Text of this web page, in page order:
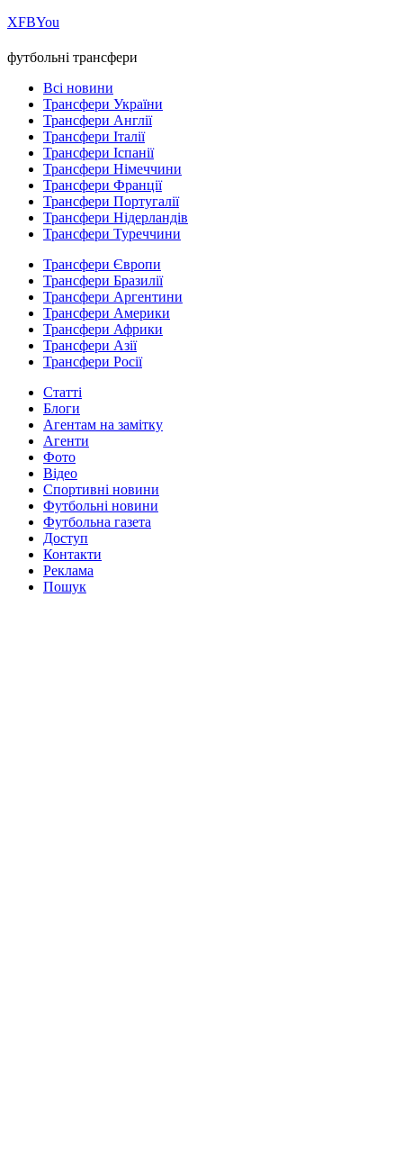
ХFBYou
футбольні трансфери
Всі новини
Трансфери України
Трансфери Англії
Трансфери Італії
Трансфери Іспанії
Трансфери Німеччини
Трансфери Франції
Трансфери Португалії
Трансфери Нідерландів
Трансфери Туреччини
Трансфери Європи
Трансфери Бразилії
Трансфери Аргентини
Трансфери Америки
Трансфери Африки
Трансфери Азії
Трансфери Росії
Статті
Блоги
Агентам на замітку
Агенти
Фото
Відео
Спортивні новини
Футбольні новини
Футбольна газета
Доступ
Контакти
Реклама
Пошук